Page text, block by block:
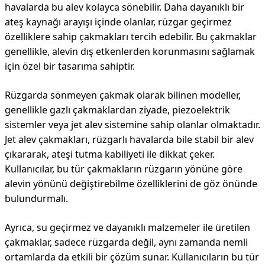
havalarda bu alev kolayca sönebilir. Daha dayanıklı bir
ateş kaynağı arayışı içinde olanlar, rüzgar geçirmez
özelliklere sahip çakmakları tercih edebilir. Bu çakmaklar
genellikle, alevin dış etkenlerden korunmasını sağlamak
için özel bir tasarıma sahiptir.
Rüzgarda sönmeyen çakmak olarak bilinen modeller,
genellikle gazlı çakmaklardan ziyade, piezoelektrik
sistemler veya jet alev sistemine sahip olanlar olmaktadır.
Jet alev çakmakları, rüzgarlı havalarda bile stabil bir alev
çıkararak, ateşi tutma kabiliyeti ile dikkat çeker.
Kullanıcılar, bu tür çakmakların rüzgarın yönüne göre
alevin yönünü değiştirebilme özelliklerini de göz önünde
bulundurmalı.
Ayrıca, su geçirmez ve dayanıklı malzemeler ile üretilen
çakmaklar, sadece rüzgarda değil, aynı zamanda nemli
ortamlarda da etkili bir çözüm sunar. Kullanıcıların bu tür